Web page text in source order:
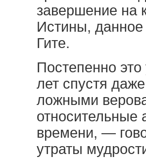
завершение на
Истины,
Гите.
Постепенно
лет спустя
ложными
относительные
времени, —
утраты